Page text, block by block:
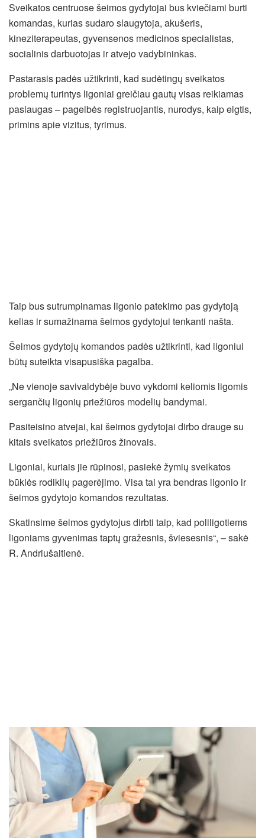
Sveikatos centruose šeimos gydytojai bus kviečiami burti
komandas, kurias sudaro slaugytoja, akušeris,
kineziterapeutas, gyvensenos medicinos specialistas,
socialinis darbuotojas ir atvejo vadybininkas.
Pastarasis padės užtikrinti, kad sudėtingų sveikatos
problemų turintys ligoniai greičiau gautų visas reikiamas
paslaugas – pagelbės registruojantis, nurodys, kaip elgtis,
primins apie vizitus, tyrimus.
Taip bus sutrumpinamas ligonio patekimo pas gydytoją
kelias ir sumažinama šeimos gydytojui tenkanti našta.
Šeimos gydytojų komandos padės užtikrinti, kad ligoniui
būtų suteikta visapusiška pagalba.
„Ne vienoje savivaldybėje buvo vykdomi keliomis ligomis
sergančių ligonių priežiūros modelių bandymai.
Pasiteisino atvejai, kai šeimos gydytojai dirbo drauge su
kitais sveikatos priežiūros žinovais.
Ligoniai, kuriais jie rūpinosi, pasiekė žymių sveikatos
būklės rodiklių pagerėjimo. Visa tai yra bendras ligonio ir
šeimos gydytojo komandos rezultatas.
Skatinsime šeimos gydytojus dirbti taip, kad poliligotiems
ligoniams gyvenimas taptų gražesnis, šviesesnis“, – sakė
R. Andriušaitienė.